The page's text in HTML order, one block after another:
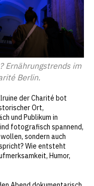
Ernährungstrends im
Berlin.
der Charité bot
Ort,
und Publikum in
fotografisch spannend,
sondern auch
Wie entsteht
Humor,